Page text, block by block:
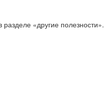
«другие полезности».